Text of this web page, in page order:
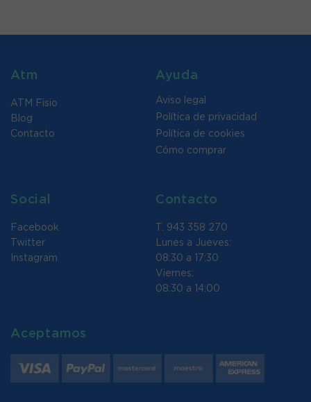
Atm
ATM Fisio
Blog
Contacto
Ayuda
Aviso legal
Política de privacidad
Política de cookies
Cómo comprar
Social
Facebook
Twitter
Instagram
Contacto
T. 943 358 270
Lunes a Jueves:
08:30 a 17:30
Viernes:
08:30 a 14:00
Aceptamos